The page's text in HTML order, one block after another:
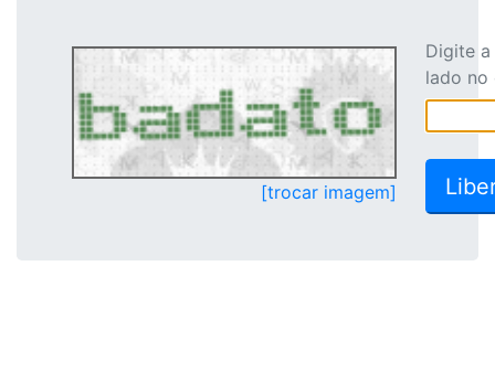
[trocar imagem]
Digite
lado no